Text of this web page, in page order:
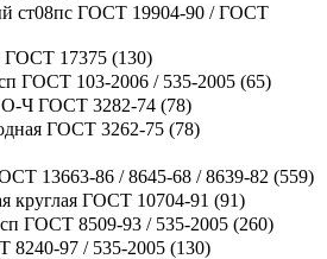
ст08пс ГОСТ 19904-90 / ГОСТ
ГОСТ 17375 (130)
ГОСТ 103-2006 / 535-2005 (65)
О-Ч ГОСТ 3282-74 (78)
ГОСТ 3262-75 (78)
13663-86 / 8645-68 / 8639-82 (559)
круглая ГОСТ 10704-91 (91)
ГОСТ 8509-93 / 535-2005 (260)
8240-97 / 535-2005 (130)